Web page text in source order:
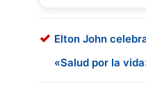
Elton John
«Salud por la